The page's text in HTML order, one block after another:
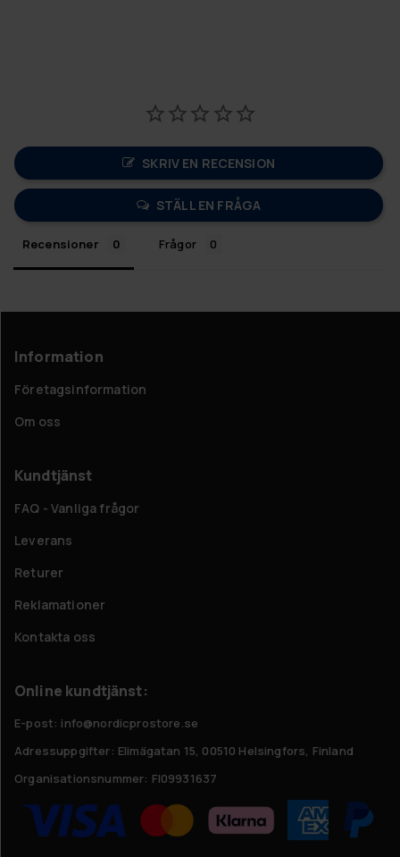
SKRIV EN RECENSION
STÄLL EN FRÅGA
Recensioner Frågor
Information
Företagsinformation
Om oss
Kundtjänst
FAQ - Vanliga frågor
Leverans
Returer
Reklamationer
Kontakta oss
Online kundtjänst:
E-post: info@nordicprostore.se
Adressuppgifter: Elimägatan 15, 00510 Helsingfors, Finland
Organisationsnummer: FI09931637